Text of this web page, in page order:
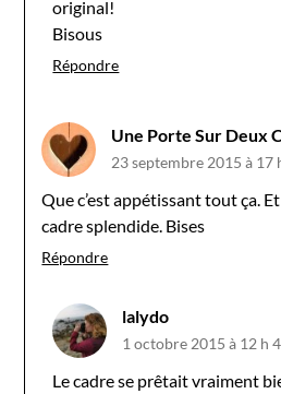
original!
Bisous
Répondre
Une Porte Sur Deux
23 septembre 2015 à 17
Que c’est appétissant tout ça.
cadre splendide. Bises
Répondre
lalydo
1 octobre 2015 à 12 h
Le cadre se prêtait vraiment